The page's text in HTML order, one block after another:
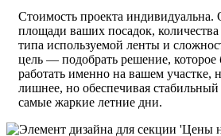
Стоимость проекта индивидуальна.
площади ваших посадок,
типа используемой ленты и
цель — подобрать решение, которое
работать именно на вашем участке,
лишнее, но обеспечивая стабильный
самые жаркие летние дни.